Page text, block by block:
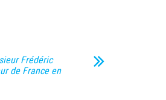
Frédéric
de France en